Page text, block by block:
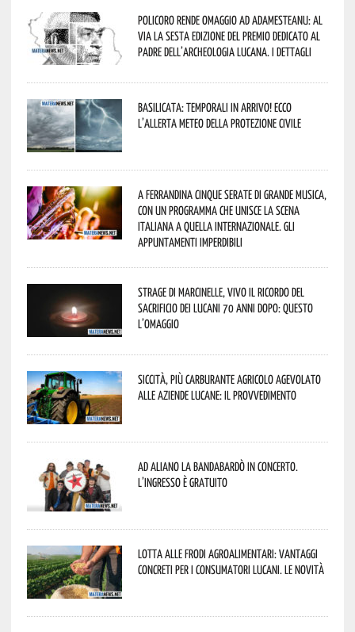
Policoro rende omaggio ad Adamesteanu: al
via la sesta edizione del Premio dedicato al
padre dell’archeologia lucana. I dettagli
Basilicata: temporali in arrivo! Ecco
l’allerta meteo della Protezione civile
A Ferrandina cinque serate di grande musica,
con un programma che unisce la scena
italiana a quella internazionale. Gli
appuntamenti imperdibili
Strage di Marcinelle, vivo il ricordo del
sacrificio dei lucani 70 anni dopo: questo
l’omaggio
Siccità, più carburante agricolo agevolato
alle aziende lucane: il provvedimento
Ad Aliano la Bandabardò in concerto.
L’ingresso è gratuito
Lotta alle frodi agroalimentari: vantaggi
concreti per i consumatori lucani. Le novità